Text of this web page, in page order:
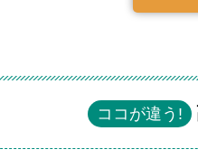
ココが違う!